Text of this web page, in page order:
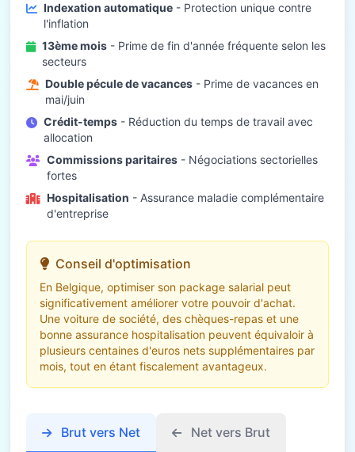
Indexation automatique - Protection unique contre
l'inflation
13ème mois - Prime de fin d'année fréquente selon les
secteurs
Double pécule de vacances - Prime de vacances en
mai/juin
Crédit-temps - Réduction du temps de travail avec
allocation
Commissions paritaires - Négociations sectorielles
fortes
Hospitalisation - Assurance maladie complémentaire
d'entreprise
Conseil d'optimisation
En Belgique, optimiser son package salarial peut
significativement améliorer votre pouvoir d'achat.
Une voiture de société, des chèques-repas et une
bonne assurance hospitalisation peuvent équivaloir à
plusieurs centaines d'euros nets supplémentaires par
mois, tout en étant fiscalement avantageux.
Brut vers Net Net vers Brut